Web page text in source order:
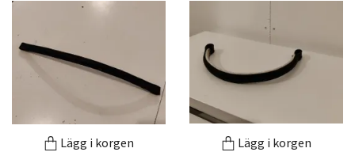
Lägg i korgen Lägg i korgen